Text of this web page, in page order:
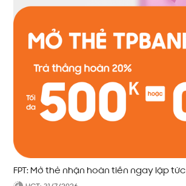
FPT: Mở thẻ nhận hoàn tiền ngay lập tức